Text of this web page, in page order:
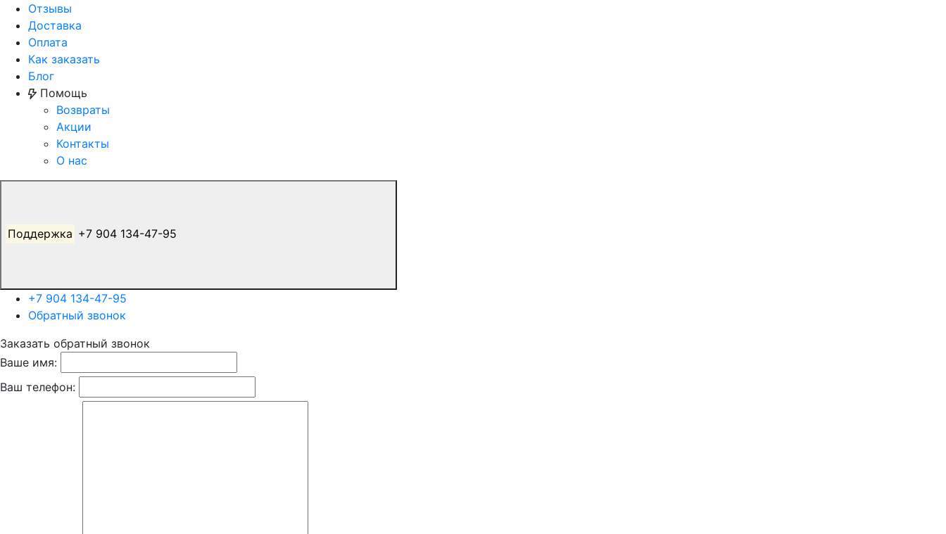
Отзывы
Доставка
Оплата
Как заказать
Блог
Помощь
Возвраты
Акции
Контакты
О нас
Поддержка +7 904 134-47-95
+7 904 134-47-95
Обратный звонок
Заказать обратный звонок
Ваше имя:
Ваш телефон: